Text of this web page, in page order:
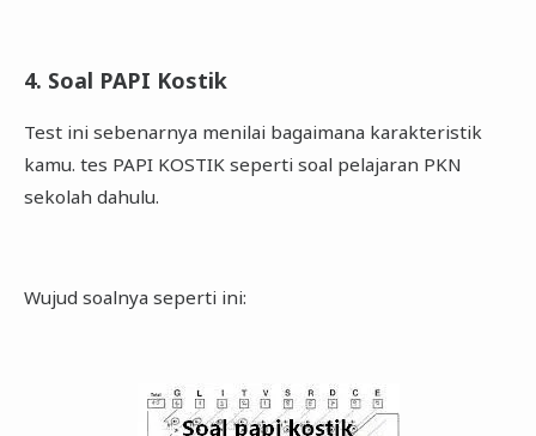
4. Soal PAPI Kostik
Test ini sebenarnya menilai bagaimana karakteristik
kamu. tes PAPI KOSTIK seperti soal pelajaran PKN
sekolah dahulu.
Wujud soalnya seperti ini: